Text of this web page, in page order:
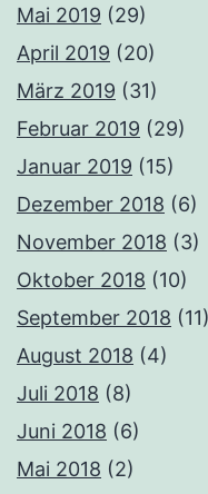
Mai 2019 (29)
April 2019 (20)
März 2019 (31)
Februar 2019 (29)
Januar 2019 (15)
Dezember 2018 (6)
November 2018 (3)
Oktober 2018 (10)
September 2018 (11)
August 2018 (4)
Juli 2018 (8)
Juni 2018 (6)
Mai 2018 (2)